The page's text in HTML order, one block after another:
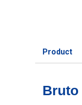
Product
Bruto